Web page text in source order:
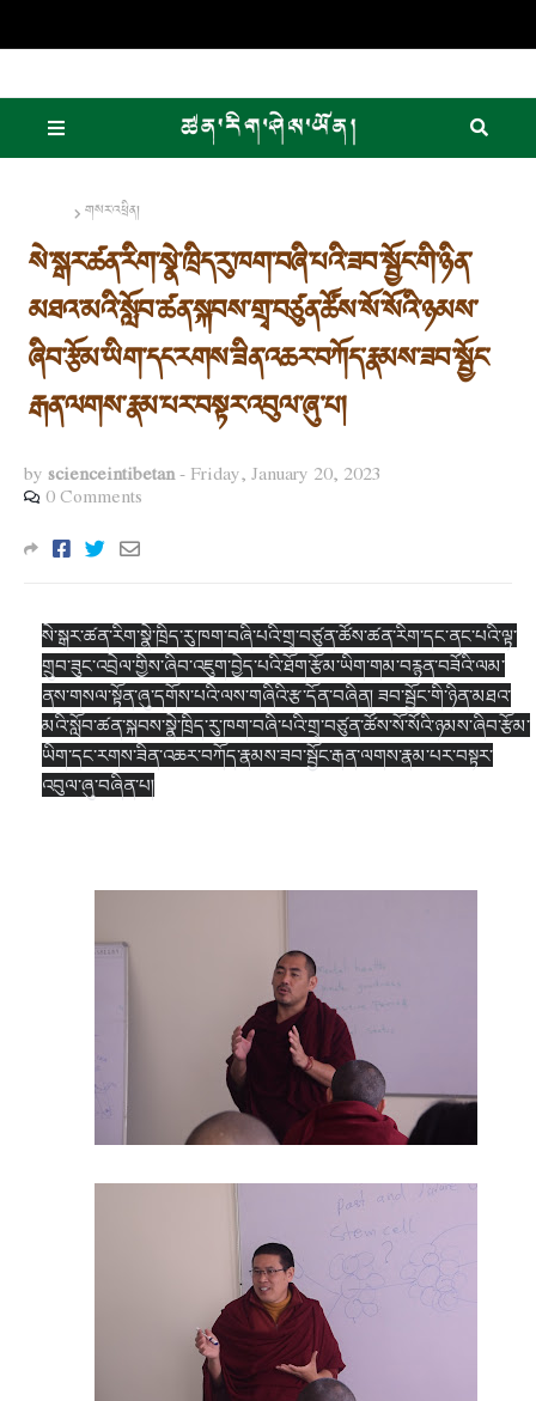
གསར་འཕྲིན།
སེ་སྒར་ཚན་རིག་སྣེ་ཁྲིད་རུ་ཁག་བཞི་པའི་ཟབ་སྦྱོང་གི་ཉིན་
མཐའ་མའི་སློབ་ཚན་སྐབས་གྲྭ་བཙུན་ཚོས་སོ་སོའི་ཉམས་
ཞིབ་རྩོམ་ཡིག་དང་རགས་ཟིན་འཆར་བཀོད་རྣམས་ཟབ་སྦྱོང་
རྒན་ལགས་རྣམ་པར་བསྟར་འབུལ་ཞུ་པ།
by scienceintibetan- Friday, January 20, 2023
0 Comments
སེ་སྒར་ཚན་རིག་སྣེ་ཁྲིད་རུ་ཁག་བཞི་པའི་གྲྭ་བཙུན་ཚོས་ཚན་རིག་དང་ནང་པའི་ལྟ་
གྲུབ་ཟུང་འབྲེལ་གྱིས་ཞིབ་འཇུག་བྱེད་པའི་ཐོག་རྩོམ་ཡིག་གམ་བརྙན་བཟོའི་ལམ་
ནས་གསལ་སྟོན་ཞུ་དགོས་པའི་ལས་གཞིའི་རྩ་དོན་བཞིན། ཟབ་སྦྱོང་གི་ཉིན་མཐའ་
མའི་སློབ་ཚན་སྐབས་སྣེ་ཁྲིད་རུ་ཁག་བཞི་པའི་གྲྭ་བཙུན་ཚོས་སོ་སོའི་ཉམས་ཞིབ་རྩོམ་
ཡིག་དང་རགས་ཟིན་འཆར་བཀོད་རྣམས་ཟབ་སྦྱོང་རྒན་ལགས་རྣམ་པར་བསྟར་
འབུལ་ཞུ་བཞིན་པ།